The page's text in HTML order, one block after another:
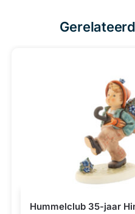
Hummelclub 35-jaar